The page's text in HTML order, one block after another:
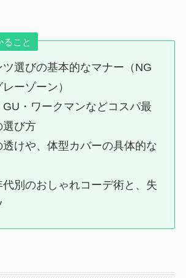
ること
ツ選びの基本的なマナー（NG
ーゾーン）
GU・ワークマンなどコスパ最
選び方
透けや、体型カバーの具体的な
代別のおしゃれコーデ術と、失